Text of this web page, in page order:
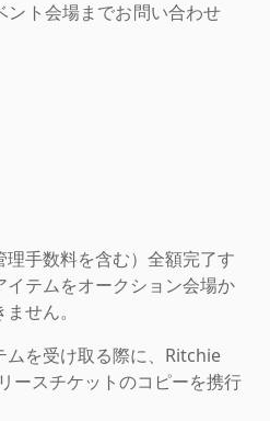
ント会場までお問い合わせ
手数料を含む）全額完了す
イテムをオークション会場か
せん。
ムを受け取る際に、Ritchie
ースチケットのコピーを携行